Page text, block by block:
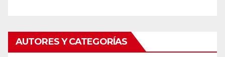
AUTORES Y CATEGORÍAS